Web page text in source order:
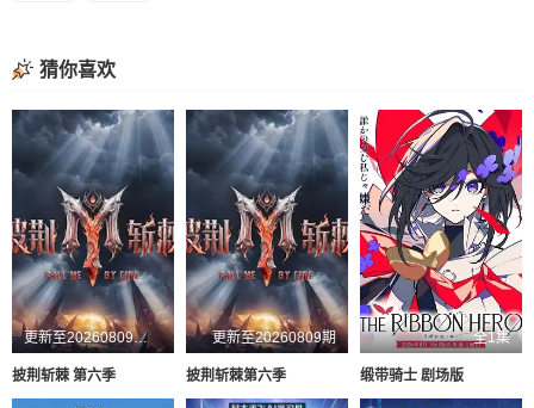
猜你喜欢
更新至20260809超前企划第2期
披荆斩棘 第六季
更新至20260809期
披荆斩棘第六季
全1集
缎带骑士 剧场版